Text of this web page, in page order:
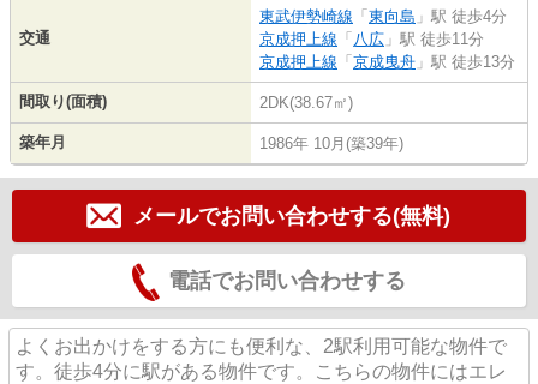
交通
東武伊勢崎線 「 東向島 」駅 徒歩4分
京成押上線 「 八広 」駅 徒歩11分
京成押上線 「 京成曳舟 」駅 徒歩13分
間取り(面積) 2DK(38.67㎡)
築年月 1986年 10月(築39年)
メールでお問い合わせする(無料)
電話でお問い合わせする
よくお出かけをする方にも便利な、2駅利用可能な物件で
す。徒歩4分に駅がある物件です。こちらの物件にはエレ